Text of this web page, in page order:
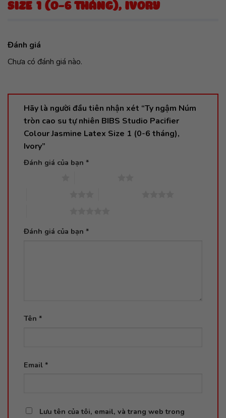
SIZE 1 (0-6 THÁNG), IVORY
Đánh giá
Chưa có đánh giá nào.
Hãy là người đầu tiên nhận xét “Ty ngậm Núm
tròn cao su tự nhiên BIBS Studio Pacifier
Colour Jasmine Latex Size 1 (0-6 tháng),
Ivory”
Đánh giá của bạn *
Đánh giá của bạn *
Tên *
Email *
Lưu tên của tôi, email, và trang web trong